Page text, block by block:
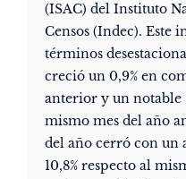
(ISAC) del Instituto
Censos (Indec). Este
términos
creció un 0,9% en
anterior y un notable
mismo mes del año
del año cerró con un
10,8% respecto al